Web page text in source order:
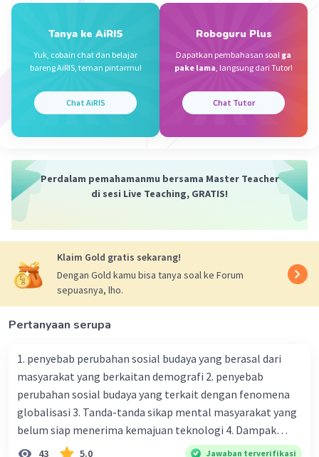
11.111
Tanya ke AiRIS
Yuk, cobain chat dan belajar
bareng AiRIS, teman pintarmu!
Chat AiRIS
Roboguru Plus
Dapatkan pembahasan soal ga
pake lama, langsung dari Tutor!
Chat Tutor
Perdalam pemahamanmu bersama Master Teacher
di sesi Live Teaching, GRATIS!
Klaim Gold gratis sekarang!
Dengan Gold kamu bisa tanya soal ke Forum
sepuasnya, lho.
Pertanyaan serupa
1. penyebab perubahan sosial budaya yang berasal dari
masyarakat yang berkaitan demografi 2. penyebab
perubahan sosial budaya yang terkait dengan fenomena
globalisasi 3. Tanda-tanda sikap mental masyarakat yang
belum siap menerima kemajuan teknologi 4. Dampak
modernisasi dalam kehidupan sosial masyarakat 5.
43 5.0 Jawaban terverifikasi